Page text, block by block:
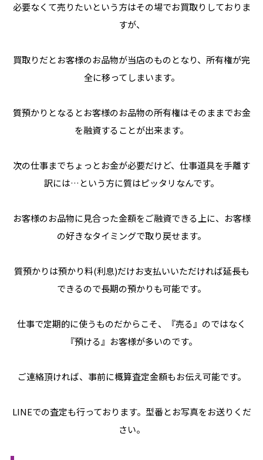
必要なくて売りたいという方はその場でお買取りしておりま
すが、
買取りだとお客様のお品物が当店のものとなり、所有権が完
全に移ってしまいます。
質預かりとなるとお客様のお品物の所有権はそのままでお金
を融資することが出来ます。
次の仕事までちょっとお金が必要だけど、仕事道具を手離す
訳には…という方に質はピッタリなんです。
お客様のお品物に見合った金額をご融資できる上に、お客様
の好きなタイミングで取り戻せます。
質預かりは預かり料(利息)だけお支払いいただければ延長も
できるので長期の預かりも可能です。
仕事で定期的に使うものだからこそ、『売る』のではなく
『預ける』お客様が多いのです。
ご連絡頂ければ、事前に概算査定金額もお伝え可能です。
LINEでの査定も行っております。型番とお写真をお送りくだ
さい。